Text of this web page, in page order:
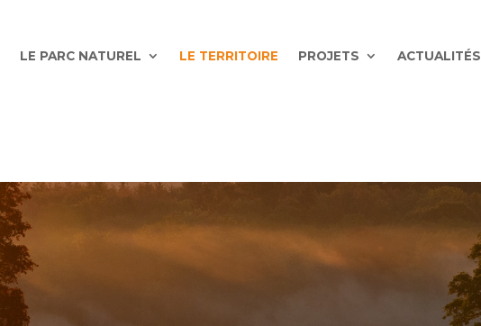
LE PARC NATUREL LE TERRITOIRE PROJETS ACTUALITÉS